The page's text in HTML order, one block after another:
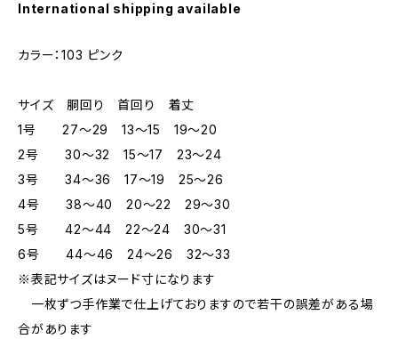
International shipping available
カラー：103 ピンク
サイズ 胴回り 首回り 着丈
1号 27～29 13～15 19～20
2号 30～32 15～17 23～24
3号 34～36 17～19 25～26
4号 38～40 20～22 29～30
5号 42～44 22～24 30～31
6号 44～46 24～26 32～33
※表記サイズはヌード寸になります
一枚ずつ手作業で仕上げておりますので若干の誤差がある場
合があります